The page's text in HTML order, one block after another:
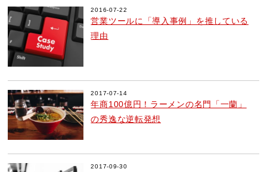
2016-07-22
営業ツールに「導入事例」を推している
理由
2017-07-14
年商100億円！ラーメンの名門「一蘭」
の秀逸な逆転発想
2017-09-30